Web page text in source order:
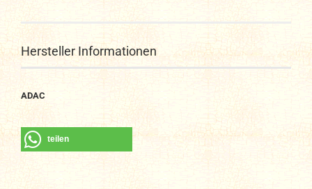
Hersteller Informationen
ADAC
teilen